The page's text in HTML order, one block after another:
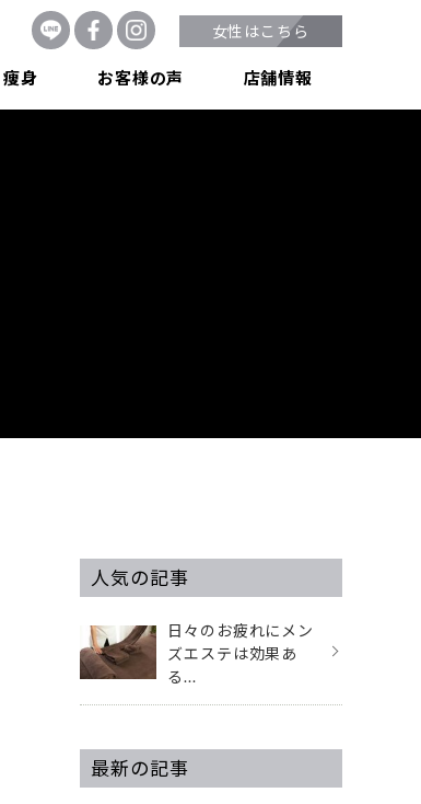
痩身 お客様の声 店舗情報
女性はこちら
人気の記事
日々のお疲れにメン
ズエステは効果あ
る...
最新の記事